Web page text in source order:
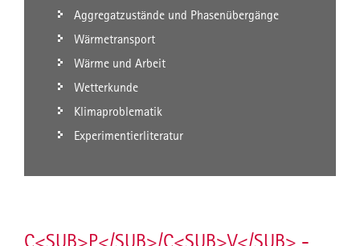
Aggregatzustände und Phasenübergänge
Wärmetransport
Wärme und Arbeit
Wetterkunde
Klimaproblematik
Experimentierliteratur
C<SUB>P</SUB>/C<SUB>V</SUB> -